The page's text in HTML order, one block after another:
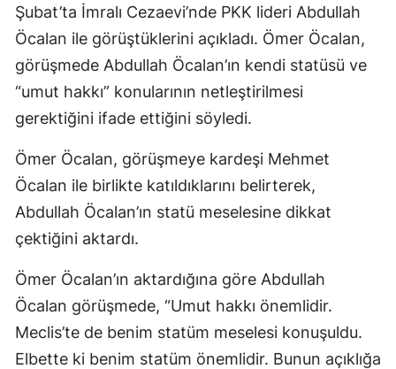
Şubat’ta İmralı Cezaevi’nde PKK lideri Abdullah
Öcalan ile görüştüklerini açıkladı. Ömer Öcalan,
görüşmede Abdullah Öcalan’ın kendi statüsü ve
“umut hakkı” konularının netleştirilmesi
gerektiğini ifade ettiğini söyledi.
Ömer Öcalan, görüşmeye kardeşi Mehmet
Öcalan ile birlikte katıldıklarını belirterek,
Abdullah Öcalan’ın statü meselesine dikkat
çektiğini aktardı.
Ömer Öcalan’ın aktardığına göre Abdullah
Öcalan görüşmede, “Umut hakkı önemlidir.
Meclis’te de benim statüm meselesi konuşuldu.
Elbette ki benim statüm önemlidir. Bunun açıklığa